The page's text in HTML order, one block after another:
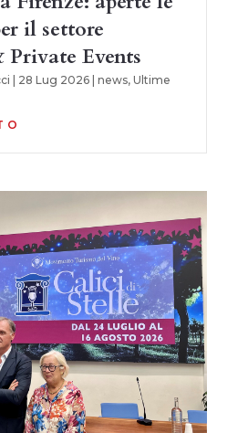
il settore
Events
28 Lug 2026| news, Ultime